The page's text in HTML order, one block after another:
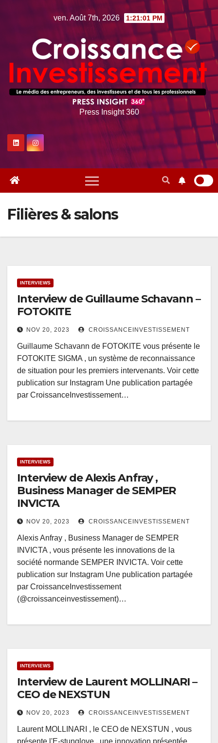
ven. Août 7th, 2026 1:21:03 PM
Press Insight 360
Filières & salons
INTERVIEWS
Interview de Guillaume Schavann –
FOTOKITE
NOV 20, 2023 CROISSANCEINVESTISSEMENT
Guillaume Schavann de FOTOKITE vous présente le
FOTOKITE SIGMA , un système de reconnaissance
de situation pour les premiers intervenants. Voir cette
publication sur Instagram Une publication partagée
par CroissanceInvestissement…
INTERVIEWS
Interview de Alexis Anfray ,
Business Manager de SEMPER
INVICTA
NOV 20, 2023 CROISSANCEINVESTISSEMENT
Alexis Anfray , Business Manager de SEMPER
INVICTA , vous présente les innovations de la
société normande SEMPER INVICTA. Voir cette
publication sur Instagram Une publication partagée
par CroissanceInvestissement
(@croissanceinvestissement)…
INTERVIEWS
Interview de Laurent MOLLINARI –
CEO de NEXSTUN
NOV 20, 2023 CROISSANCEINVESTISSEMENT
Laurent MOLLINARI , le CEO de NEXSTUN , vous